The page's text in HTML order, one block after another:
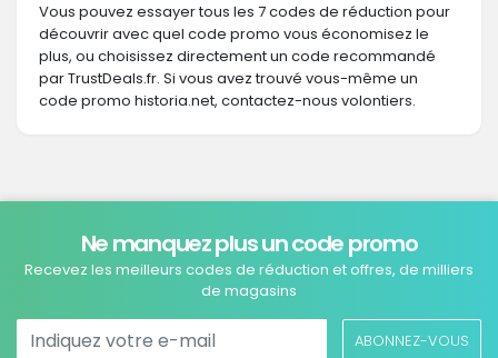
Vous pouvez essayer tous les 7 codes de réduction pour
découvrir avec quel code promo vous économisez le
plus, ou choisissez directement un code recommandé
par TrustDeals.fr. Si vous avez trouvé vous-même un
code promo historia.net, contactez-nous volontiers.
Ne manquez plus un code promo
Recevez les meilleurs codes de réduction et offres, de milliers
de magasins
ABONNEZ-VOUS